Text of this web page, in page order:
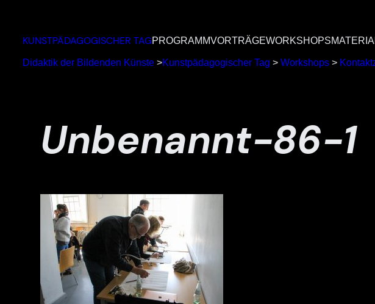
springen
KUNSTPÄDAGOGISCHER TAGPROGRAMMVORTRÄGEWORKSHOPS
Didaktik der Bildenden Künste >Kunstpädagogischer Tag > Workshops >
Unbenannt-86-1